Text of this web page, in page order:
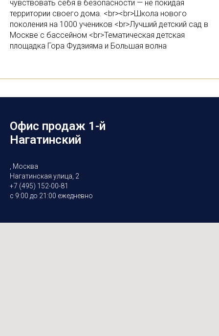
чувствовать себя в безопасности — не покидая
территории своего дома. <br><br>Школа нового
поколения на 1000 учеников <br>Лучший детский сад в
Москве с бассейном <br>Тематическая детская
площадка Гора Фудзияма и Большая волна
Офис продаж 1-й
Нагатинский
, Москва
Нагатинская улица, 2
+7 (495) 152-00-81
с 9:00 до 21:00 ежедневно